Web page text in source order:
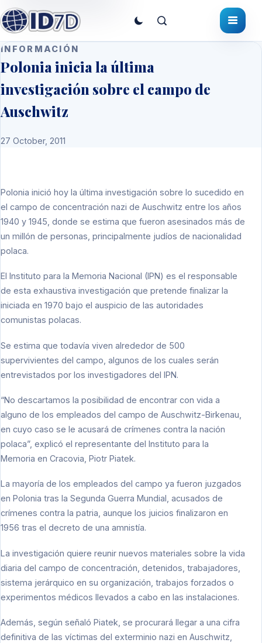
INFORMACIÓN
Polonia inicia la última
investigación sobre el campo de
Auschwitz
27 October, 2011
Polonia inició hoy la última investigación sobre lo sucedido en
el campo de concentración nazi de Auschwitz entre los años
1940 y 1945, donde se estima que fueron asesinados más de
un millón de personas, principalmente judíos de nacionalidad
polaca.
El Instituto para la Memoria Nacional (IPN) es el responsable
de esta exhaustiva investigación que pretende finalizar la
iniciada en 1970 bajo el auspicio de las autoridades
comunistas polacas.
Se estima que todavía viven alrededor de 500
supervivientes del campo, algunos de los cuales serán
entrevistados por los investigadores del IPN.
“No descartamos la posibilidad de encontrar con vida a
alguno de los empleados del campo de Auschwitz-Birkenau,
en cuyo caso se le acusará de crímenes contra la nación
polaca”, explicó el representante del Instituto para la
Memoria en Cracovia, Piotr Piatek.
La mayoría de los empleados del campo ya fueron juzgados
en Polonia tras la Segunda Guerra Mundial, acusados de
crímenes contra la patria, aunque los juicios finalizaron en
1956 tras el decreto de una amnistía.
La investigación quiere reunir nuevos materiales sobre la vida
diaria del campo de concentración, detenidos, trabajadores,
sistema jerárquico en su organización, trabajos forzados o
experimentos médicos llevados a cabo en las instalaciones.
Además, según señaló Piatek, se procurará llegar a una cifra
definitiva de las víctimas del exterminio nazi en Auschwitz,